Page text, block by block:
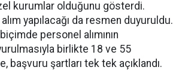
kurumlar olduğunu gösterdi.
yapılacağı da resmen duyuruldu.
personel alımının
birlikte 18 ve 55
başvuru şartları tek tek açıklandı.